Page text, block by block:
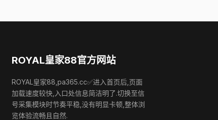
ROYAL皇家88官方网站
ROYAL皇家88,pa365.cc✅进入首页后,页面
加载速度较快,入口处信息简洁明了.切换至信
号采集模块时节奏平稳,没有明显卡顿,整体浏
览体验流畅且自然.